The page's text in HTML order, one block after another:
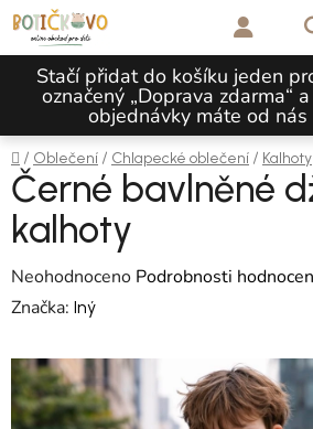
Přejít na obsah
Stačí přidat do košíku jeden
označený „Doprava zdarma“
objednávky máte od nás
Domů
/ Oblečení / Chlapecké oblečení / Kalhoty
Černé bavlněné
kalhoty
Průměrné hodnocení produktu je 0,0 z
Neohodnoceno Podrobnosti
Značka: Iný